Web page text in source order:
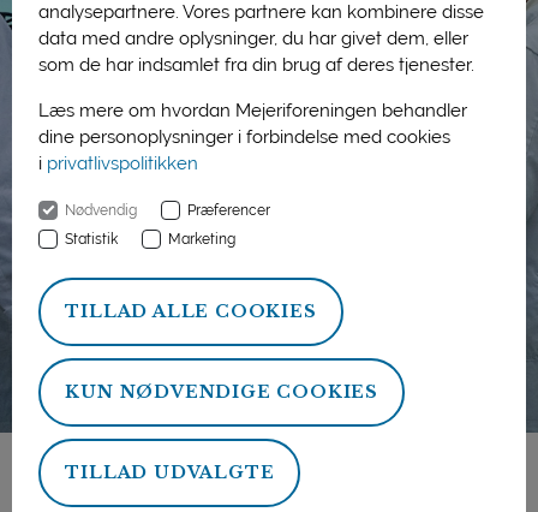
analysepartnere. Vores partnere kan kombinere disse
data med andre oplysninger, du har givet dem, eller
som de har indsamlet fra din brug af deres tjenester.
Læs mere om hvordan Mejeriforeningen behandler
dine personoplysninger i forbindelse med cookies
i privatlivspolitikken
Nødvendig
Præferencer
Statistik
Marketing
TILLAD ALLE COOKIES
KUN NØDVENDIGE COOKIES
TILLAD UDVALGTE